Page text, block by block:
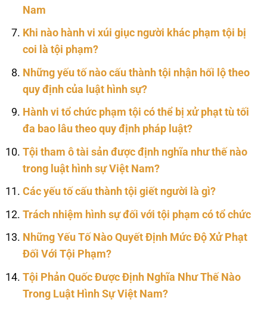
Nam
Khi nào hành vi xúi giục người khác phạm tội bị
coi là tội phạm?
Những yếu tố nào cấu thành tội nhận hối lộ theo
quy định của luật hình sự?
Hành vi tổ chức phạm tội có thể bị xử phạt tù tối
đa bao lâu theo quy định pháp luật?
Tội tham ô tài sản được định nghĩa như thế nào
trong luật hình sự Việt Nam?
Các yếu tố cấu thành tội giết người là gì?
Trách nhiệm hình sự đối với tội phạm có tổ chức
Những Yếu Tố Nào Quyết Định Mức Độ Xử Phạt
Đối Với Tội Phạm?
Tội Phản Quốc Được Định Nghĩa Như Thế Nào
Trong Luật Hình Sự Việt Nam?